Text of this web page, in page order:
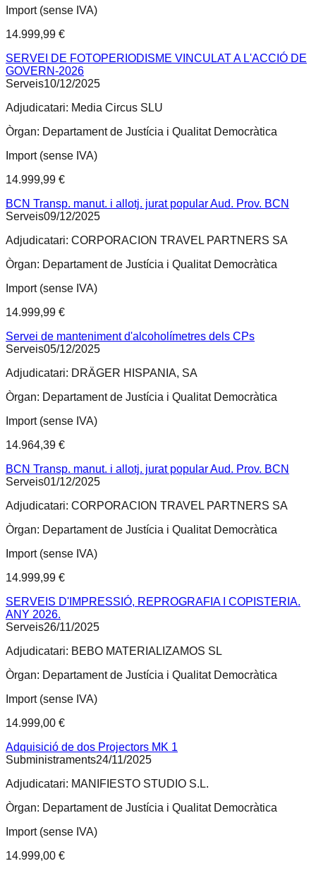
Import (sense IVA)
14.999,99 €
SERVEI DE FOTOPERIODISME VINCULAT A L'ACCIÓ DE
GOVERN-2026
Serveis10/12/2025
Adjudicatari: Media Circus SLU
Òrgan: Departament de Justícia i Qualitat Democràtica
Import (sense IVA)
14.999,99 €
BCN Transp. manut. i allotj. jurat popular Aud. Prov. BCN
Serveis09/12/2025
Adjudicatari: CORPORACION TRAVEL PARTNERS SA
Òrgan: Departament de Justícia i Qualitat Democràtica
Import (sense IVA)
14.999,99 €
Servei de manteniment d'alcoholímetres dels CPs
Serveis05/12/2025
Adjudicatari: DRÄGER HISPANIA, SA
Òrgan: Departament de Justícia i Qualitat Democràtica
Import (sense IVA)
14.964,39 €
BCN Transp. manut. i allotj. jurat popular Aud. Prov. BCN
Serveis01/12/2025
Adjudicatari: CORPORACION TRAVEL PARTNERS SA
Òrgan: Departament de Justícia i Qualitat Democràtica
Import (sense IVA)
14.999,99 €
SERVEIS D'IMPRESSIÓ, REPROGRAFIA I COPISTERIA.
ANY 2026.
Serveis26/11/2025
Adjudicatari: BEBO MATERIALIZAMOS SL
Òrgan: Departament de Justícia i Qualitat Democràtica
Import (sense IVA)
14.999,00 €
Adquisició de dos Projectors MK 1
Subministraments24/11/2025
Adjudicatari: MANIFIESTO STUDIO S.L.
Òrgan: Departament de Justícia i Qualitat Democràtica
Import (sense IVA)
14.999,00 €